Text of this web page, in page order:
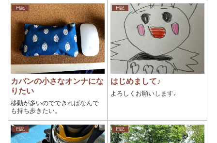
日記
カバンの小さなオンナにな
りたい
移動が多いのでできればなんで
も持ち歩きたい。
日記
はじめまして♪
よろしくお願いします♩
日記 日記